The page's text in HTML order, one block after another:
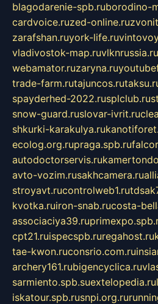
blagodarenie-spb.ruborodino-
cardvoice.ruzed-online.ru
zarafshan.ruyork-life.ru
vladivostok-map.ruvlknrussia.ru
webamator.ruzaryna.ru
trade-farm.rutajuncos.ru
spayderhed-2022.rusplclub.ru
snow-guard.ruslovar-ivrit.ru
shkurki-karakulya.ru
ecolog.org.rupraga.spb.ru
autodoctorservis.ru
avto-vozim.rusakhcamera.ru
stroyavt.rucontrolweb1.ru
kvotka.ruiron-snab.rucosta-
associaciya39.ru
cpt21.ruispecspb.ruregahost.ru
tae-kwon.ruconsrio.com.ru
archery161.rubigencyclica.ru
sarmiento.spb.suextelopedia.ru
iskatour.spb.rusnpi.org.ru